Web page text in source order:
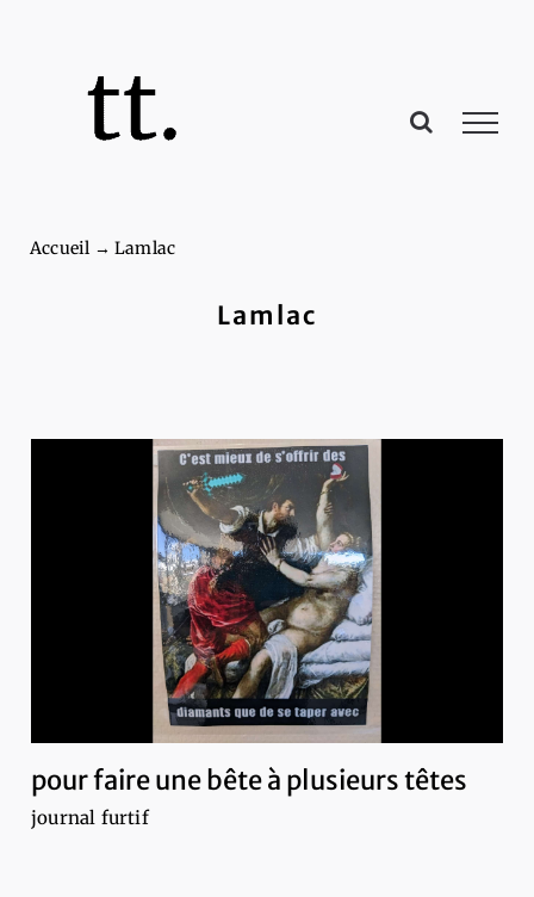
Accueil → Lamlac
Lamlac
pour faire une bête à plusieurs têtes
journal furtif